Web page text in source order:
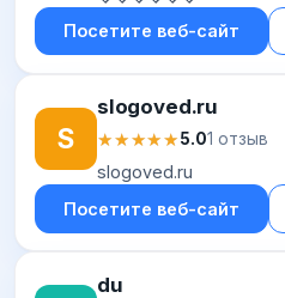
Посетите веб-сайт
S
slogoved.ru
★★★★★
★★★★★5.01 отзыв
slogoved.ru
Посетите веб-сайт
du